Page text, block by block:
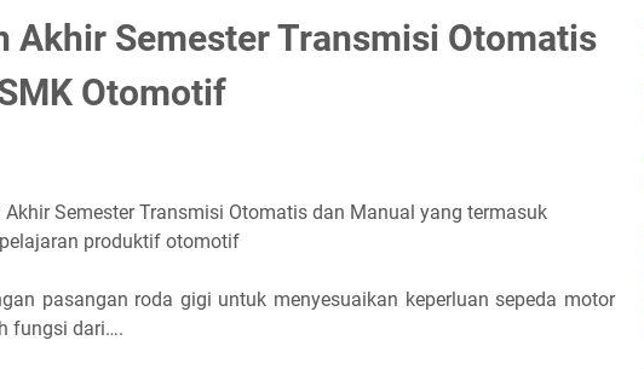
Akhir Semester Transmisi Otomatis
Otomotif
Semester Transmisi Otomatis dan Manual yang termasuk
produktif otomotif
pasangan roda gigi untuk menyesuaikan keperluan sepeda motor
fungsi dari….